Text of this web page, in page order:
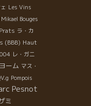
が地元浜
ありプレ
にぶっつ
開姿勢の
顔、笑顔
さんも
Akikoさ
応援して
Les Vins
Bouges
ラ・カ
(BBB) Haut
レ・ガニ
ーム マス・
Pompois
Pesnot
ミ